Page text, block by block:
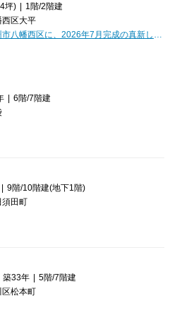
坪) | 1階/2階建
西区大平
| 6階/7階建
| 9階/10階建(地下1階)
須田町
築33年 | 5階/7階建
区松本町